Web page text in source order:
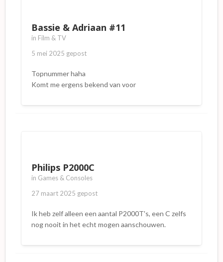
Bassie & Adriaan #11
in Film & TV
5 mei 2025 gepost
Topnummer haha
Komt me ergens bekend van voor
Philips P2000C
in Games & Consoles
27 maart 2025 gepost
Ik heb zelf alleen een aantal P2000T's, een C zelfs
nog nooit in het echt mogen aanschouwen.